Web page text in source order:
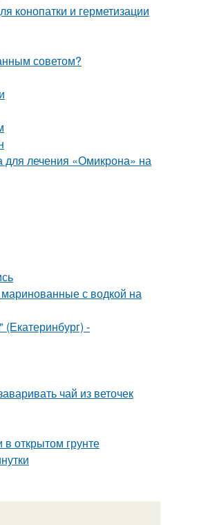
конопатки и герметизации
советом?
для лечения «Омикрона» на
с водкой на
-
чай из веточек
открытом грунте